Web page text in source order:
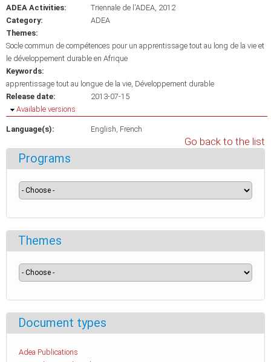
ADEA Activities:
Triennale de l'ADEA, 2012
Category:
ADEA
Themes:
Socle commun de compétences pour un apprentissage tout au long de la vie et
le développement durable en Afrique
Keywords:
apprentissage tout au longue de la vie Développement durable
Release date:
2013-07-15
Hide
Available versions
Language(s): English French
Go back to the list
Programs
Themes
Document types
Adea Publications